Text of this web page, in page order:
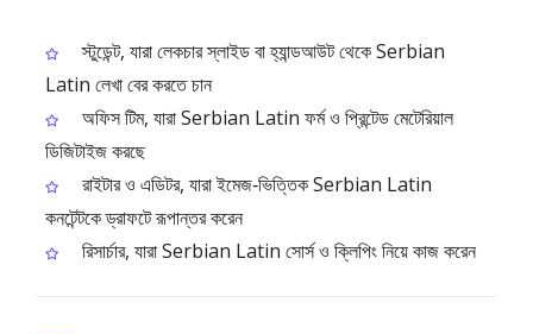
স্টুডেন্ট, যারা লেকচার স্লাইড বা হ্যান্ডআউট থেকে Serbian
Latin লেখা বের করতে চান
অফিস টিম, যারা Serbian Latin ফর্ম ও প্রিন্টেড মেটেরিয়াল
ডিজিটাইজ করছে
রাইটার ও এডিটর, যারা ইমেজ‑ভিত্তিক Serbian Latin
কনটেন্টকে ড্রাফটে রূপান্তর করেন
রিসার্চার, যারা Serbian Latin সোর্স ও ক্লিপিং নিয়ে কাজ করেন